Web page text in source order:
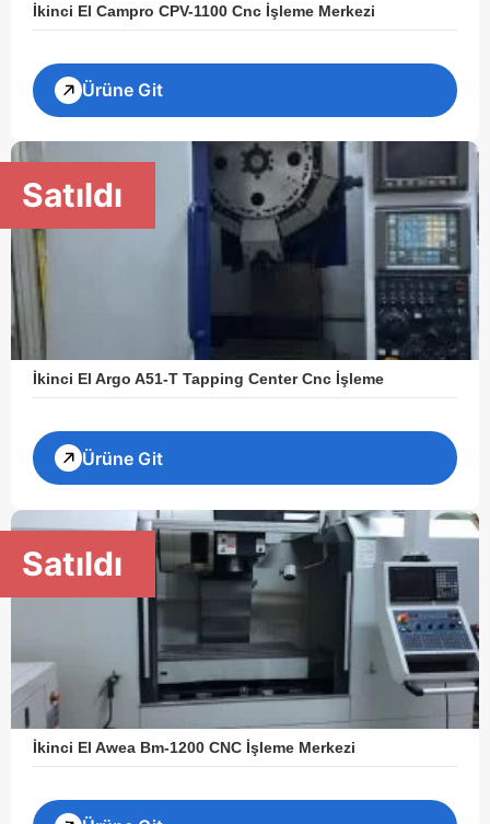
İkinci El Campro CPV-1100 Cnc İşleme Merkezi
Ürüne Git
Satıldı
İkinci El Argo A51-T Tapping Center Cnc İşleme
Ürüne Git
Satıldı
İkinci El Awea Bm-1200 CNC İşleme Merkezi